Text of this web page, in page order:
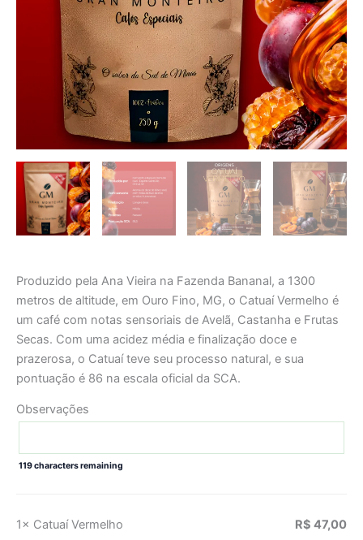
Produzido pela Ana Vieira na Fazenda Bananal, a 1300
metros de altitude, em Ouro Fino, MG, o Catuaí Vermelho é
um café com notas sensoriais de Avelã, Castanha e Frutas
Secas. Com uma acidez média e finalização doce e
prazerosa, o Catuaí teve seu processo natural, e sua
pontuação é 86 na escala oficial da SCA.
Observações
119characters remaining
1× Catuaí Vermelho R$ 47,00